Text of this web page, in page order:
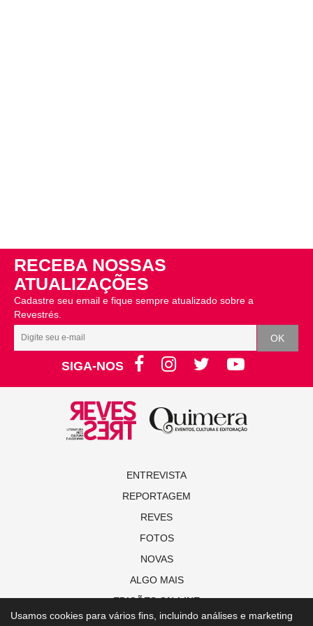
RECEBA NOSSAS
ATUALIZAÇÕES
Cadastre seu email e fique sempre atualizado sobre a
Revestrés.
SIGA-NOS
ENTREVISTA
REPORTAGEM
REVES
FOTOS
NOVAS
ALGO MAIS
EDIÇÕES ON-LINE
Usamos cookies para vários fins, incluindo análises e marketing